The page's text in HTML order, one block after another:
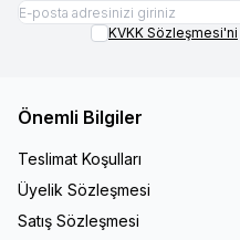
KVKK Sözleşmesi'ni
Önemli Bilgiler
Teslimat Koşulları
Üyelik Sözleşmesi
Satış Sözleşmesi